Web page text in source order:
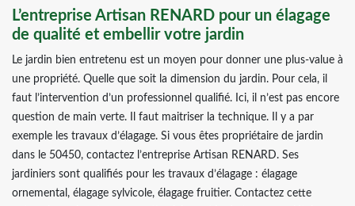
L’entreprise Artisan RENARD pour un élagage
de qualité et embellir votre jardin
Le jardin bien entretenu est un moyen pour donner une plus-value à
une propriété. Quelle que soit la dimension du jardin. Pour cela, il
faut l’intervention d’un professionnel qualifié. Ici, il n’est pas encore
question de main verte. Il faut maitriser la technique. Il y a par
exemple les travaux d’élagage. Si vous êtes propriétaire de jardin
dans le 50450, contactez l’entreprise Artisan RENARD. Ses
jardiniers sont qualifiés pour les travaux d’élagage : élagage
ornemental, élagage sylvicole, élagage fruitier. Contactez cette